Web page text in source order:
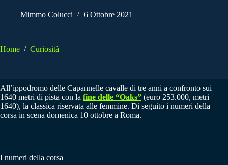
Mimmo Colucci 6 Ottobre 2021
Home / Curiosità
All’ippodromo delle Capannelle cavalle di tre anni a confronto sui
1640 metri di pista con la fine delle “Oaks” (euro 253.000, metri
1640), la classica riservata alle femmine. Di seguito i numeri della
corsa in scena domenica 10 ottobre a Roma.
I numeri della corsa